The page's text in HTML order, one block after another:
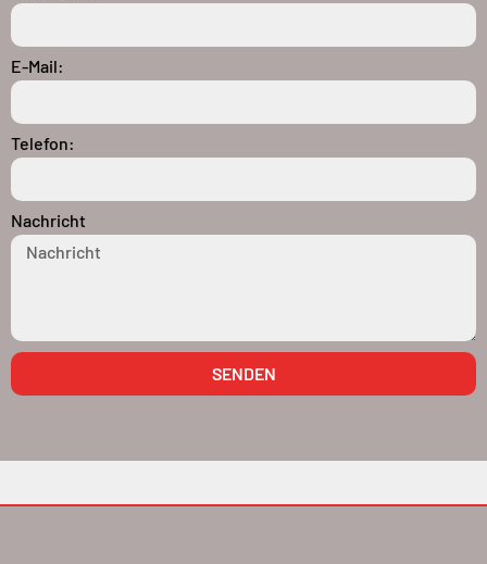
E-Mail:
Telefon:
Nachricht
SENDEN